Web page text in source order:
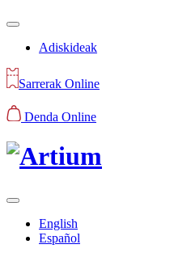
Adiskideak
Sarrerak Online
Denda Online
English
Español